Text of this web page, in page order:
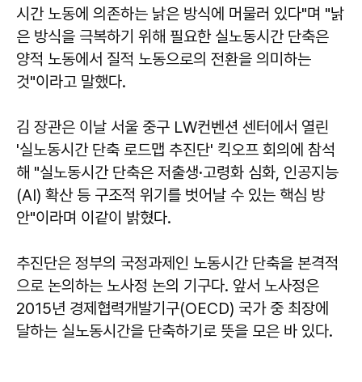
시간 노동에 의존하는 낡은 방식에 머물러 있다"며 "낡
은 방식을 극복하기 위해 필요한 실노동시간 단축은
양적 노동에서 질적 노동으로의 전환을 의미하는
것"이라고 말했다.
김 장관은 이날 서울 중구 LW컨벤션 센터에서 열린
'실노동시간 단축 로드맵 추진단' 킥오프 회의에 참석
해 "실노동시간 단축은 저출생·고령화 심화, 인공지능
(AI) 확산 등 구조적 위기를 벗어날 수 있는 핵심 방
안"이라며 이같이 밝혔다.
추진단은 정부의 국정과제인 노동시간 단축을 본격적
으로 논의하는 노사정 논의 기구다. 앞서 노사정은
2015년 경제협력개발기구(OECD) 국가 중 최장에
달하는 실노동시간을 단축하기로 뜻을 모은 바 있다.